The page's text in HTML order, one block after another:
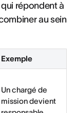
répondent à
au sein
Exemple
Un chargé de
mission devient